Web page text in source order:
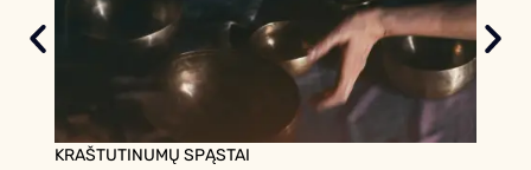
KRAŠTUTINUMŲ SPĄSTAI